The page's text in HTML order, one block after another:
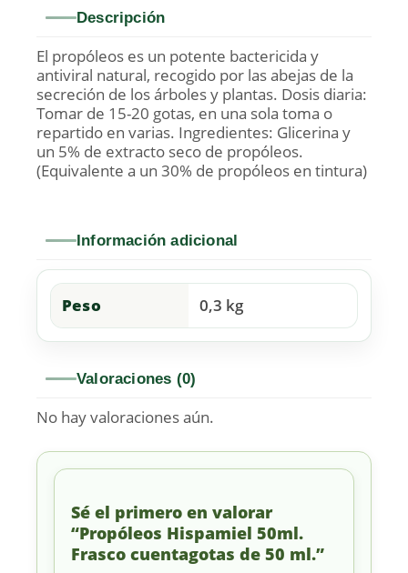
Descripción
El propóleos es un potente bactericida y
antiviral natural, recogido por las abejas de la
secreción de los árboles y plantas. Dosis diaria:
Tomar de 15-20 gotas, en una sola toma o
repartido en varias. Ingredientes: Glicerina y
un 5% de extracto seco de propóleos.
(Equivalente a un 30% de propóleos en tintura)
Información adicional
Peso 0,3 kg
Valoraciones (0)
No hay valoraciones aún.
Sé el primero en valorar
“Propóleos Hispamiel 50ml.
Frasco cuentagotas de 50 ml.”